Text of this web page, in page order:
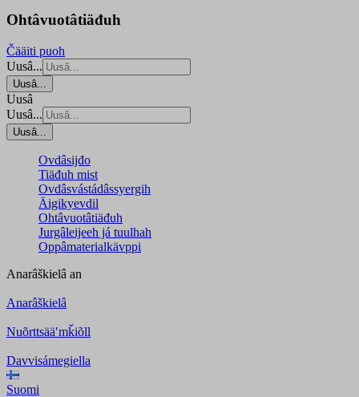
Ohtâvuotâtiäđuh
Čääiti puoh
Uusâ...
Uusâ...
Uusâ
Uusâ...
Uusâ...
Ovdâsijđo
Tiäđuh mist
Ovdâsvástádâssyergih
Äigikyevdil
Ohtâvuotâtiäđuh
Jurgâleijeeh já tuulhah
Oppâmaterialkävppi
Anarâškielâ an
Anarâškielâ
Nuõrttsääʹmǩiõll
Davvisámegiella
Suomi